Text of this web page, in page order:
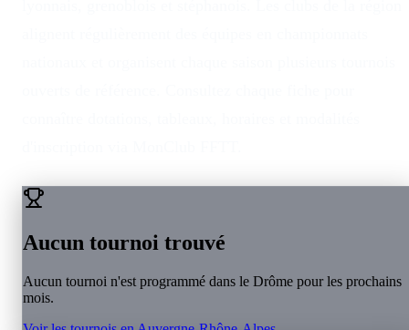
Aucun tournoi trouvé
Aucun tournoi n'est programmé dans le Drôme pour les prochains
mois.